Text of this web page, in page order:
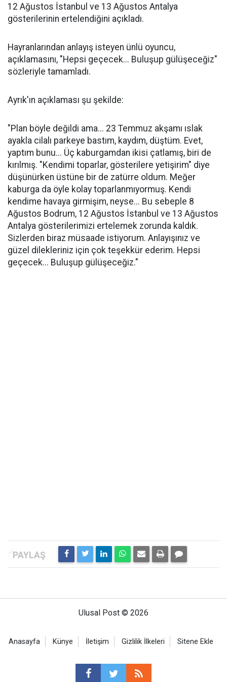
12 Ağustos İstanbul ve 13 Ağustos Antalya
gösterilerinin ertelendiğini açıkladı.
Hayranlarından anlayış isteyen ünlü oyuncu,
açıklamasını, "Hepsi geçecek... Buluşup gülüşeceğiz"
sözleriyle tamamladı.
Ayrık'ın açıklaması şu şekilde:
"Plan böyle değildi ama... 23 Temmuz akşamı ıslak
ayakla cilalı parkeye bastım, kaydım, düştüm. Evet,
yaptım bunu... Üç kaburgamdan ikisi çatlamış, biri de
kırılmış. "Kendimi toparlar, gösterilere yetişirim" diye
düşünürken üstüne bir de zatürre oldum. Meğer
kaburga da öyle kolay toparlanmıyormuş. Kendi
kendime havaya girmişim, neyse... Bu sebeple 8
Ağustos Bodrum, 12 Ağustos İstanbul ve 13 Ağustos
Antalya gösterilerimizi ertelemek zorunda kaldık.
Sizlerden biraz müsaade istiyorum. Anlayışınız ve
güzel dilekleriniz için çok teşekkür ederim. Hepsi
geçecek... Buluşup gülüşeceğiz."
Ulusal Post © 2026
Anasayfa Künye İletişim Gizlilik İlkeleri Sitene Ekle